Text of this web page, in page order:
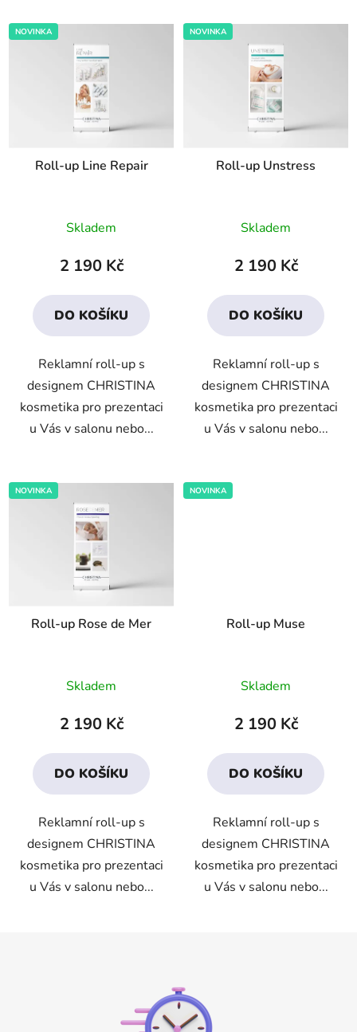
NOVINKA
Roll-up Line Repair
hodnocení
produktu
5,0
z
hvězdiček.
Skladem
2 190 Kč
DO KOŠÍKU
Reklamní roll-up s
designem CHRISTINA
kosmetika pro prezentaci
u Vás v salonu nebo...
NOVINKA
Roll-up Unstress
Skladem
2 190 Kč
DO KOŠÍKU
Reklamní roll-up s
designem CHRISTINA
kosmetika pro prezentaci
u Vás v salonu nebo...
NOVINKA
Roll-up Rose de Mer
Skladem
2 190 Kč
DO KOŠÍKU
Reklamní roll-up s
designem CHRISTINA
kosmetika pro prezentaci
u Vás v salonu nebo...
NOVINKA
Roll-up Muse
Skladem
2 190 Kč
DO KOŠÍKU
Reklamní roll-up s
designem CHRISTINA
kosmetika pro prezentaci
u Vás v salonu nebo...